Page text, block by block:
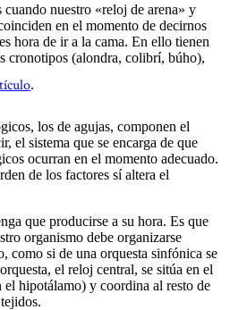
nuestro «reloj de arena» y
en el momento de decirnos
hora de ir a la cama. En ello tienen
cronotipos (alondra, colibrí, búho),
.
los de agujas, componen el
el sistema que se encarga de que
ocurran en el momento adecuado.
de los factores sí altera el
que producirse a su hora. Es que
organismo debe organizarse
como si de una orquesta sinfónica se
el reloj central, se sitúa en el
el hipotálamo) y coordina al resto de